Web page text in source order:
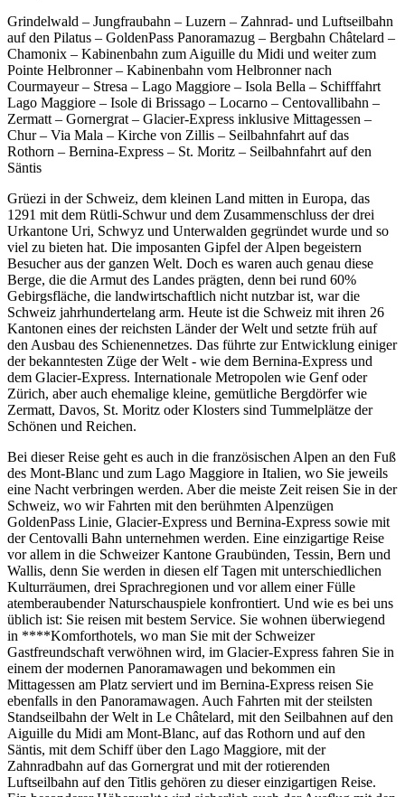
Grindelwald – Jungfraubahn – Luzern – Zahnrad- und Luftseilbahn
auf den Pilatus – GoldenPass Panoramazug – Bergbahn Châtelard –
Chamonix – Kabinenbahn zum Aiguille du Midi und weiter zum
Pointe Helbronner – Kabinenbahn vom Helbronner nach
Courmayeur – Stresa – Lago Maggiore – Isola Bella – Schifffahrt
Lago Maggiore – Isole di Brissago – Locarno – Centovallibahn –
Zermatt – Gornergrat – Glacier-Express inklusive Mittagessen –
Chur – Via Mala – Kirche von Zillis – Seilbahnfahrt auf das
Rothorn – Bernina-Express – St. Moritz – Seilbahnfahrt auf den
Säntis
Grüezi in der Schweiz, dem kleinen Land mitten in Europa, das
1291 mit dem Rütli-Schwur und dem Zusammenschluss der drei
Urkantone Uri, Schwyz und Unterwalden gegründet wurde und so
viel zu bieten hat. Die imposanten Gipfel der Alpen begeistern
Besucher aus der ganzen Welt. Doch es waren auch genau diese
Berge, die die Armut des Landes prägten, denn bei rund 60%
Gebirgsfläche, die landwirtschaftlich nicht nutzbar ist, war die
Schweiz jahrhundertelang arm. Heute ist die Schweiz mit ihren 26
Kantonen eines der reichsten Länder der Welt und setzte früh auf
den Ausbau des Schienennetzes. Das führte zur Entwicklung einiger
der bekanntesten Züge der Welt - wie dem Bernina-Express und
dem Glacier-Express. Internationale Metropolen wie Genf oder
Zürich, aber auch ehemalige kleine, gemütliche Bergdörfer wie
Zermatt, Davos, St. Moritz oder Klosters sind Tummelplätze der
Schönen und Reichen.
Bei dieser Reise geht es auch in die französischen Alpen an den Fuß
des Mont-Blanc und zum Lago Maggiore in Italien, wo Sie jeweils
eine Nacht verbringen werden. Aber die meiste Zeit reisen Sie in der
Schweiz, wo wir Fahrten mit den berühmten Alpenzügen
GoldenPass Linie, Glacier-Express und Bernina-Express sowie mit
der Centovalli Bahn unternehmen werden. Eine einzigartige Reise
vor allem in die Schweizer Kantone Graubünden, Tessin, Bern und
Wallis, denn Sie werden in diesen elf Tagen mit unterschiedlichen
Kulturräumen, drei Sprachregionen und vor allem einer Fülle
atemberaubender Naturschauspiele konfrontiert. Und wie es bei uns
üblich ist: Sie reisen mit bestem Service. Sie wohnen überwiegend
in ****Komforthotels, wo man Sie mit der Schweizer
Gastfreundschaft verwöhnen wird, im Glacier-Express fahren Sie in
einem der modernen Panoramawagen und bekommen ein
Mittagessen am Platz serviert und im Bernina-Express reisen Sie
ebenfalls in den Panoramawagen. Auch Fahrten mit der steilsten
Standseilbahn der Welt in Le Châtelard, mit den Seilbahnen auf den
Aiguille du Midi am Mont-Blanc, auf das Rothorn und auf den
Säntis, mit dem Schiff über den Lago Maggiore, mit der
Zahnradbahn auf das Gornergrat und mit der rotierenden
Luftseilbahn auf den Titlis gehören zu dieser einzigartigen Reise.